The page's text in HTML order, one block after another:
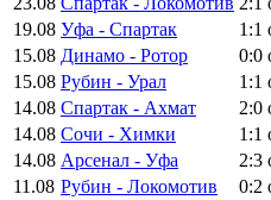
19.08 Уфа - Спартак 1:1
15.08 Динамо - Ротор 0:0
15.08 Рубин - Урал 1:1
14.08 Спартак - Ахмат 2:0
14.08 Сочи - Химки 1:1
14.08 Арсенал - Уфа 2:3
11.08 Рубин - Локомотив 0:2